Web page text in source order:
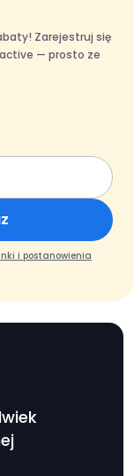
Zarejestruj się
— prosto ze
i postanowienia